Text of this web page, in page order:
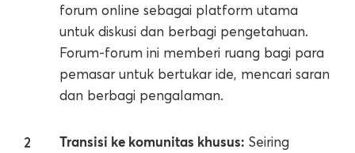
forum online sebagai platform utama
untuk diskusi dan berbagi pengetahuan.
Forum-forum ini memberi ruang bagi para
pemasar untuk bertukar ide, mencari saran
dan berbagi pengalaman.
Transisi ke komunitas khusus: Seiring